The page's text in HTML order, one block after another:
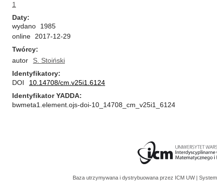
1
Daty
wydano
1985
online
2017-12-29
Twórcy
autor
S. Stoiński
Identyfikatory
DOI
10.14708/cm.v25i1.6124
Identyfikator YADDA
bwmeta1.element.ojs-doi-10_14708_cm_v25i1_6124
Baza utrzymywana i dystrybuowana przez ICM UW |